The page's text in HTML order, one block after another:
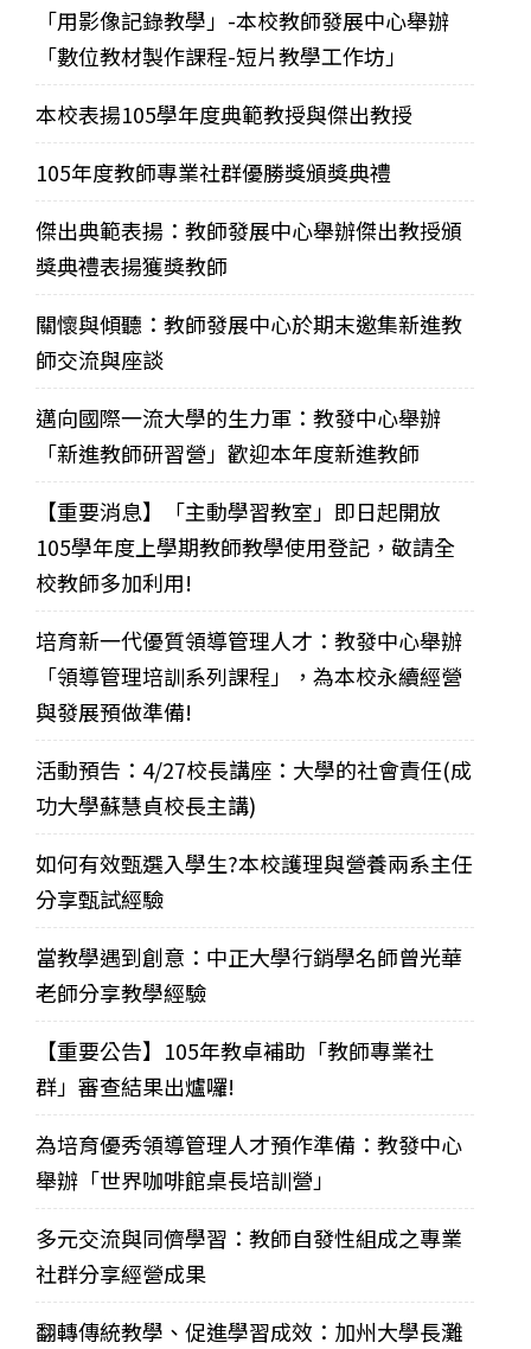
「用影像記錄教學」-本校教師發展中心舉辦
「數位教材製作課程-短片教學工作坊」
本校表揚105學年度典範教授與傑出教授
105年度教師專業社群優勝獎頒獎典禮
傑出典範表揚：教師發展中心舉辦傑出教授頒
獎典禮表揚獲獎教師
關懷與傾聽：教師發展中心於期末邀集新進教
師交流與座談
邁向國際一流大學的生力軍：教發中心舉辦
「新進教師研習營」歡迎本年度新進教師
【重要消息】「主動學習教室」即日起開放
105學年度上學期教師教學使用登記，敬請全
校教師多加利用!
培育新一代優質領導管理人才：教發中心舉辦
「領導管理培訓系列課程」，為本校永續經營
與發展預做準備!
活動預告：4/27校長講座：大學的社會責任(成
功大學蘇慧貞校長主講)
如何有效甄選入學生?本校護理與營養兩系主任
分享甄試經驗
當教學遇到創意：中正大學行銷學名師曾光華
老師分享教學經驗
【重要公告】105年教卓補助「教師專業社
群」審查結果出爐囉!
為培育優秀領導管理人才預作準備：教發中心
舉辦「世界咖啡館桌長培訓營」
多元交流與同儕學習：教師自發性組成之專業
社群分享經營成果
翻轉傳統教學、促進學習成效：加州大學長灘